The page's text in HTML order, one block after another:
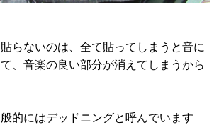
らないのは、全て貼ってしまうと音に
、音楽の良い部分が消えてしまうから
的にはデッドニングと呼んでいます